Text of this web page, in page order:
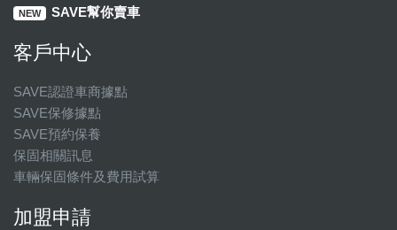
NEW SAVE幫你賣車
客戶中心
SAVE認證車商據點
SAVE保修據點
SAVE預約保養
保固相關訊息
車輛保固條件及費用試算
加盟申請